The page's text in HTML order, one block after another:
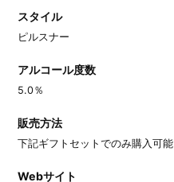
スタイル
ピルスナー
アルコール度数
5.0％
販売方法
下記ギフトセットでのみ購入可能
Webサイト